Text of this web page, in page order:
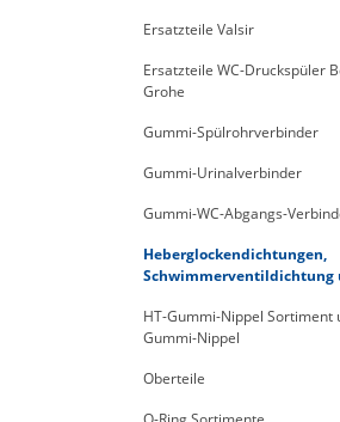
Ersatzteile Valsir
Ersatzteile WC-Druckspüler
Grohe
Gummi-Spülrohrverbinder
Gummi-Urinalverbinder
Gummi-WC-Abgangs-
Heberglockendichtungen,
Schwimmerventildichtung
HT-Gummi-Nippel Sortiment
Gummi-Nippel
Oberteile